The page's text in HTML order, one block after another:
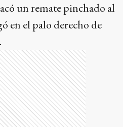
un remate pinchado al
en el palo derecho de